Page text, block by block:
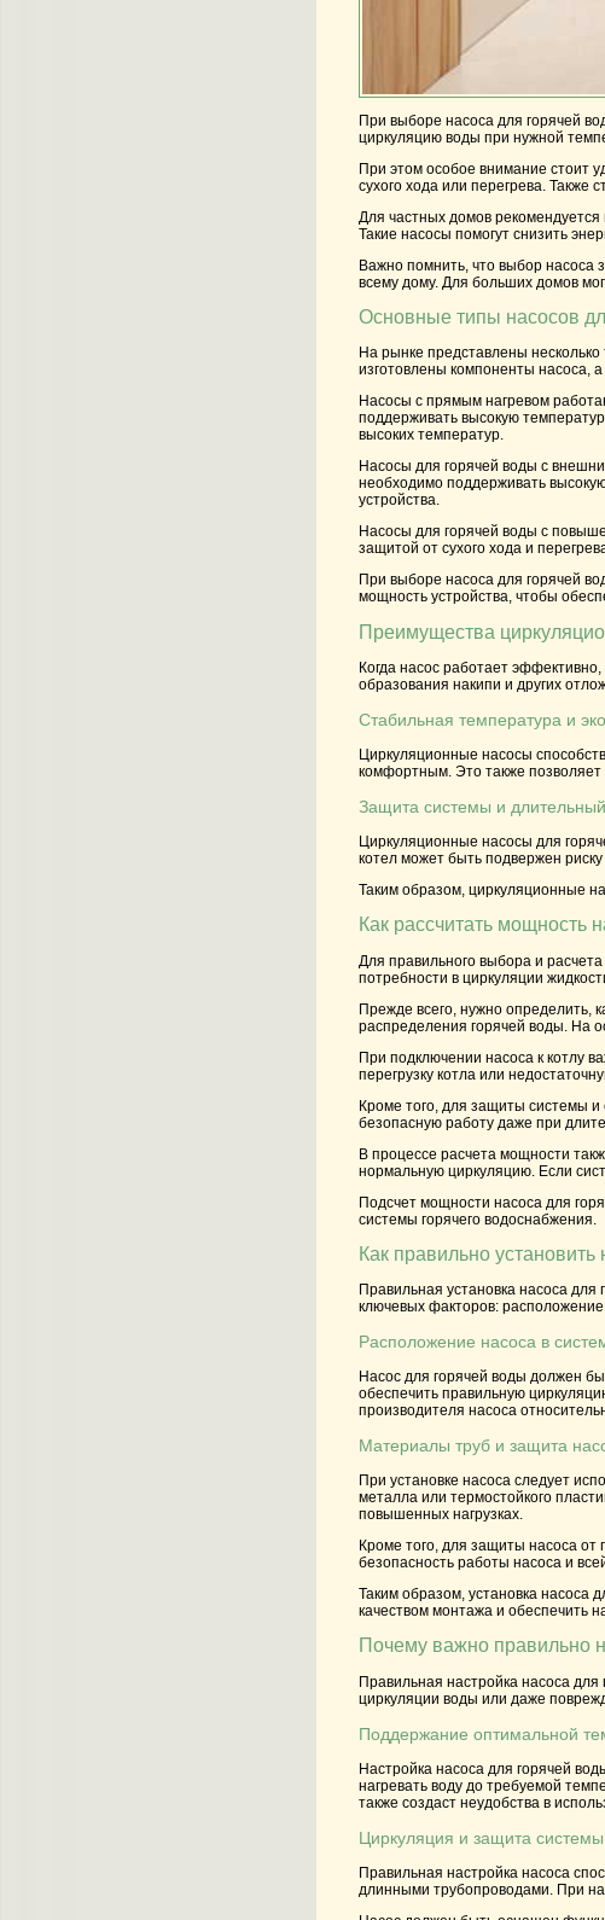
При выборе насоса для горячей
циркуляцию воды при нужной
При этом особое внимание стоит
сухого хода или перегрева. Также
Для частных домов
Такие насосы помогут снизить
Важно помнить, что выбор насоса
всему дому. Для больших домов
Основные типы насосов
На рынке представлены
изготовлены компоненты насоса,
Насосы с прямым нагревом
поддерживать высокую
высоких температур.
Насосы для горячей воды с
необходимо поддерживать
устройства.
Насосы для горячей воды с
защитой от сухого хода и
При выборе насоса для горячей
мощность устройства, чтобы
Преимущества
Когда насос работает
образования накипи и других
Стабильная температура и
Циркуляционные насосы
комфортным. Это также позволяет
Защита системы и
Циркуляционные насосы для
котел может быть подвержен
Таким образом, циркуляционные
Как рассчитать мощность
Для правильного выбора и
потребности в циркуляции
Прежде всего, нужно определить,
распределения горячей воды. На
При подключении насоса к котлу
перегрузку котла или
Кроме того, для защиты системы и
безопасную работу даже при
В процессе расчета мощности
нормальную циркуляцию. Если
Подсчет мощности насоса для
системы горячего водоснабжения.
Как правильно
Правильная установка насоса
ключевых факторов:
Расположение насоса в
Насос для горячей воды должен
обеспечить правильную
производителя насоса
Материалы труб и защита
При установке насоса следует
металла или термостойкого
повышенных нагрузках.
Кроме того, для защиты насоса от
безопасность работы насоса и
Таким образом, установка насоса
качеством монтажа и обеспечить
Почему важно правильно
Правильная настройка насоса
циркуляции воды или даже
Поддержание оптимальной
Настройка насоса для горячей
нагревать воду до требуемой
также создаст неудобства в
Циркуляция и защита системы
Правильная настройка насоса
длинными трубопроводами. При